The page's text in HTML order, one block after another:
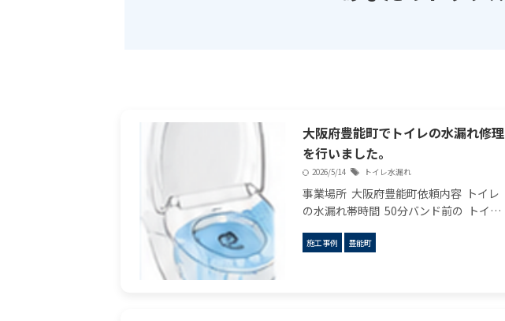
大阪府豊能町でトイレの水漏れ修理
を行いました。
2026/5/14 トイレ水漏れ
事業場所 大阪府豊能町依頼内容 トイレ
の水漏れ帯時間 50分バンド前の トイレ
した。点検します。帯内容 点検してみれ
施工事例 豊能町